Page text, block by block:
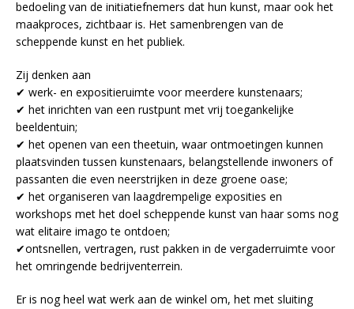
bedoeling van de initiatiefnemers dat hun kunst, maar ook het
maakproces, zichtbaar is. Het samenbrengen van de
scheppende kunst en het publiek.
Zij denken aan
✔ werk- en expositieruimte voor meerdere kunstenaars;
✔ het inrichten van een rustpunt met vrij toegankelijke
beeldentuin;
✔ het openen van een theetuin, waar ontmoetingen kunnen
plaatsvinden tussen kunstenaars, belangstellende inwoners of
passanten die even neerstrijken in deze groene oase;
✔ het organiseren van laagdrempelige exposities en
workshops met het doel scheppende kunst van haar soms nog
wat elitaire imago te ontdoen;
✔ontsnellen, vertragen, rust pakken in de vergaderruimte voor
het omringende bedrijventerrein.
Er is nog heel wat werk aan de winkel om, het met sluiting